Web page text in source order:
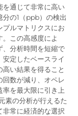
通じて非常に高い
の1（ppb）の検出
ルマトリクスにお
この高感度によ
、分析時間を短縮で
定したベースライ
い結果を得ること
数が減り、オペレ
を最大限に引き上
素の分析が行えるた
常に経済的な選択